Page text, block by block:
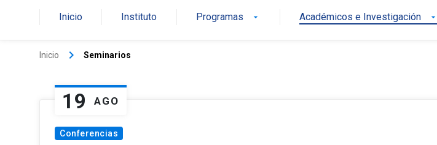
Inicio Instituto Programas arrow_drop_down Académicos e Investigación arrow_drop_down
Inicio keyboard_arrow_right Seminarios
19 AGO
Conferencias